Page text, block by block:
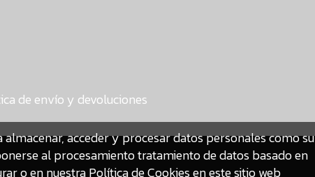
de envío y devoluciones
acceder y procesar datos personales como su
al procesamiento tratamiento de datos basado en
o en nuestraPolítica de Cookies en este sitio web